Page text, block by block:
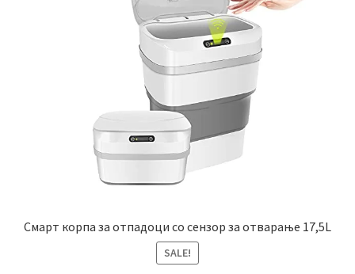
Смарт корпа за отпадоци со сензор за отварање 17,5L
SALE!